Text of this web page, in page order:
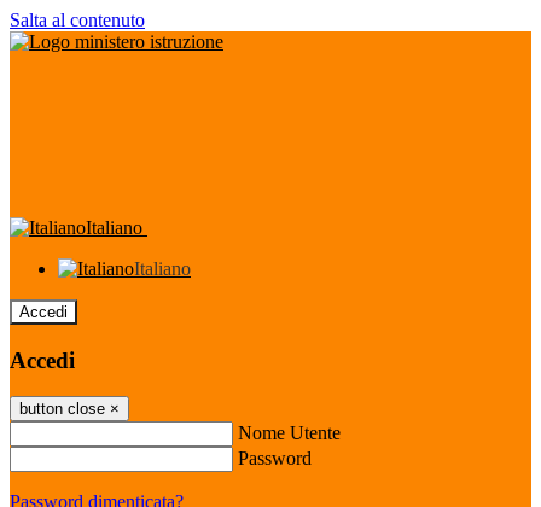
Salta al contenuto
Italiano
Italiano
Accedi
Accedi
button close ×
Nome Utente
Password
Password dimenticata?